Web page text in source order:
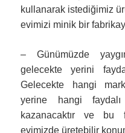
kullanarak istediğimiz
evimizi minik bir
– Günümüzde
gelecekte yerini fayda
Gelecekte hangi
yerine hangi
kazanacaktır ve bu
evimizde üretebilir